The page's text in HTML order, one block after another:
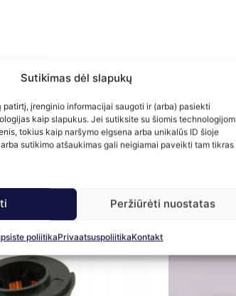
Sutikimas dėl slapukų
įrenginio informacijai saugoti ir (arba) pasiekti
kaip slapukus. Jei sutiksite su šiomis
tokius kaip naršymo elgsena arba unikalūs ID šioje
sutikimo atšaukimas gali neigiamai paveikti tam tikras
Peržiūrėti nuostatas
poliitikaPrivaatsuspoliitikaKontakt